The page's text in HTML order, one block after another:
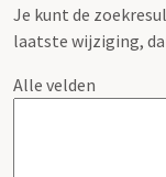
Je kunt de
laatste wijziging,
Alle velden